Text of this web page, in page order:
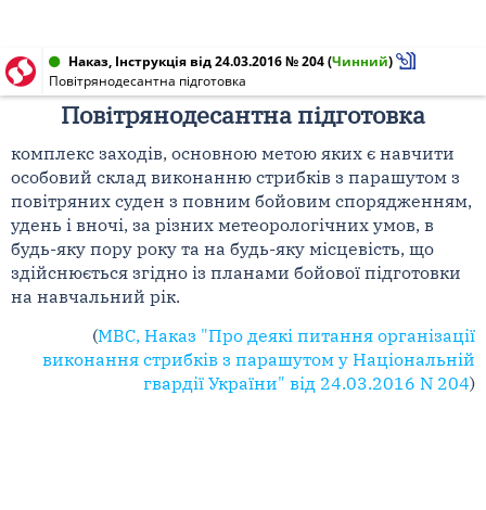
Наказ, Інструкція від 24.03.2016 № 204(Чинний)
Повітрянодесантна підготовка